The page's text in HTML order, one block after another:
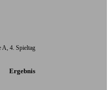
A, 4. Spieltag
Ergebnis